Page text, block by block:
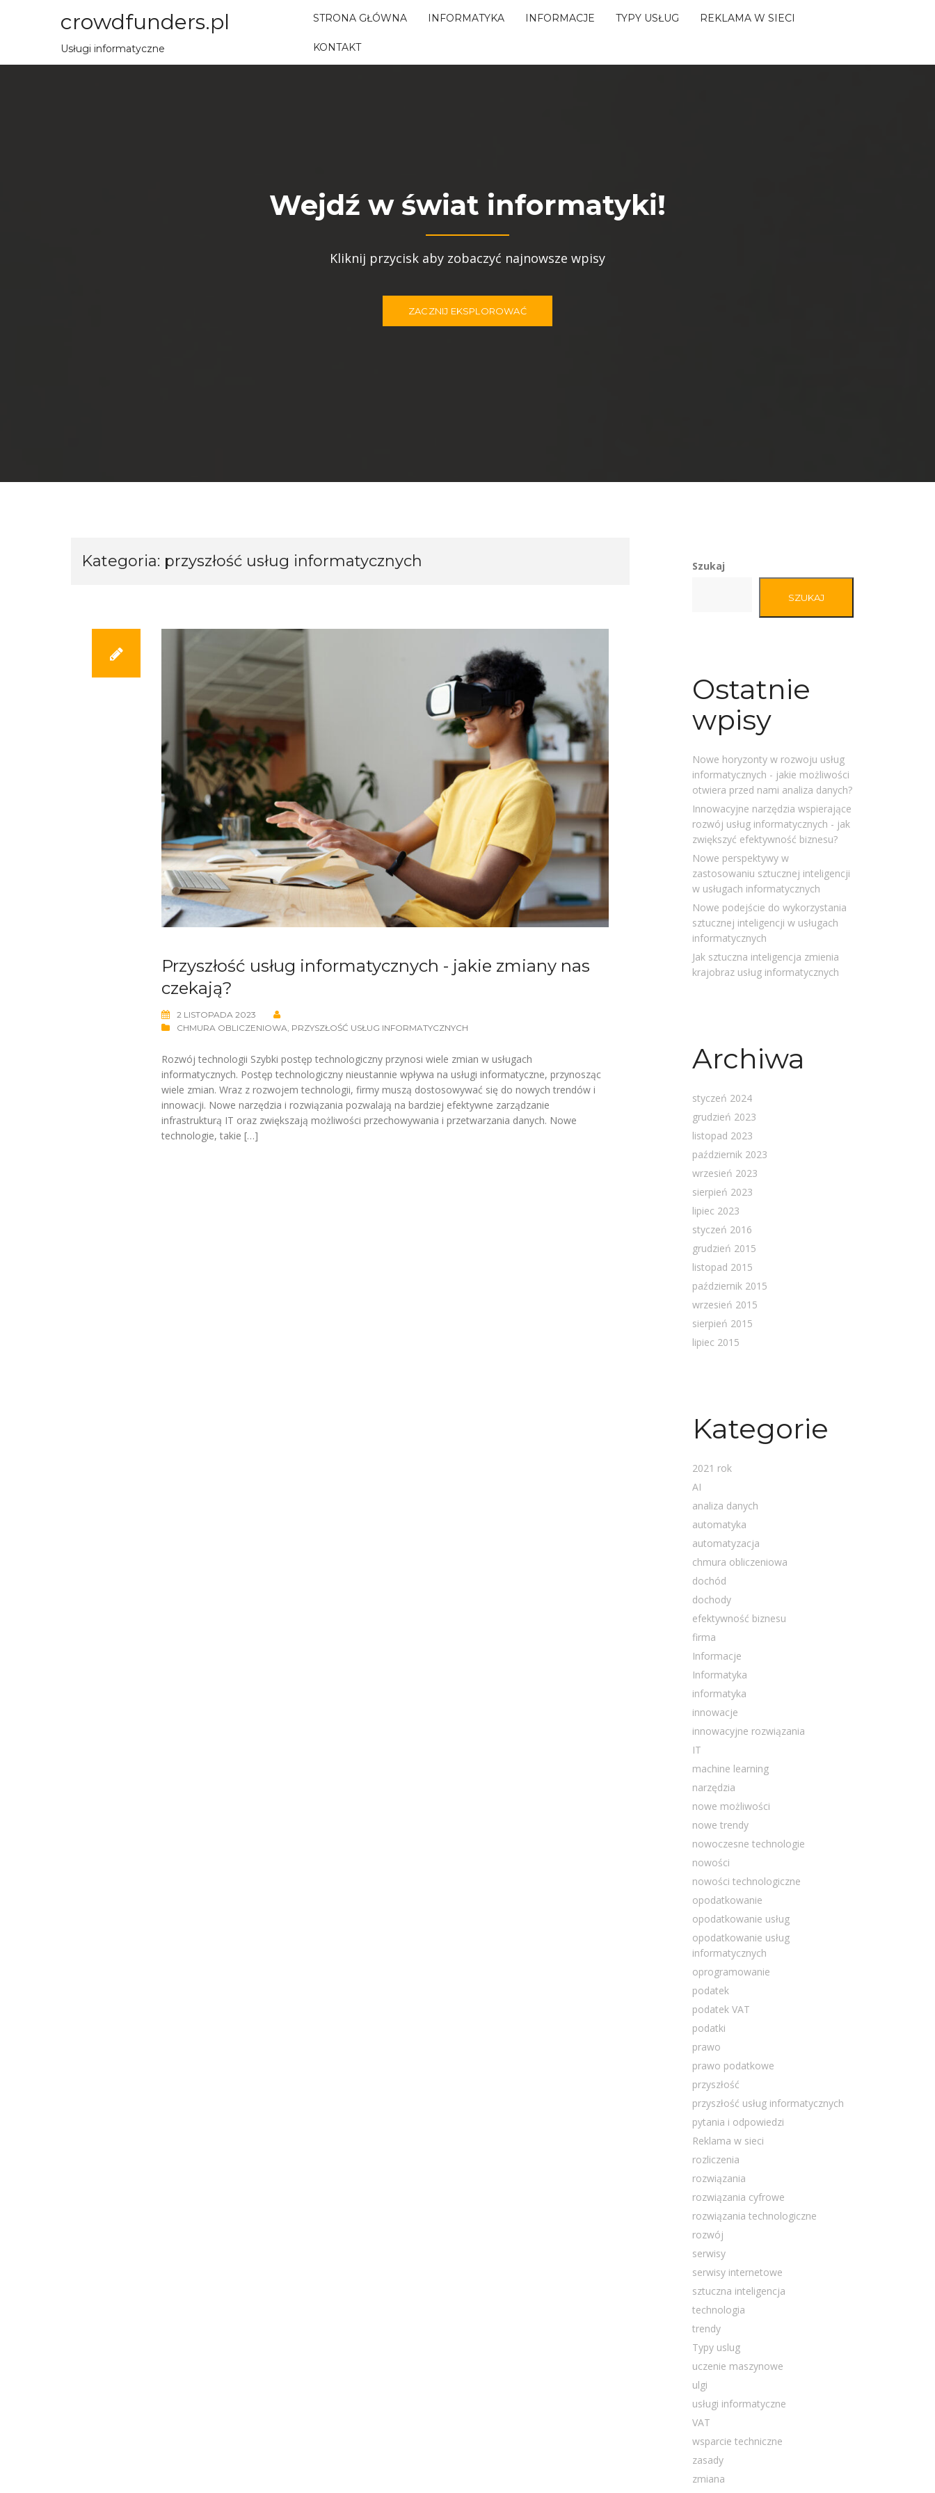
crowdfunders.pl
Usługi informatyczne
STRONA GŁÓWNA INFORMATYKA INFORMACJE TYPY USŁUG REKLAMA W SIECI
KONTAKT
Wejdź w świat informatyki!
Kliknij przycisk aby zobaczyć najnowsze wpisy
ZACZNIJ EKSPLOROWAĆ
Kategoria: przyszłość usług informatycznych
Przyszłość usług informatycznych - jakie zmiany nas
czekają?
2 LISTOPADA 2023
CHMURA OBLICZENIOWA, PRZYSZŁOŚĆ USŁUG INFORMATYCZNYCH
Rozwój technologii Szybki postęp technologiczny przynosi wiele zmian w usługach
informatycznych. Postęp technologiczny nieustannie wpływa na usługi informatyczne, przynosząc
wiele zmian. Wraz z rozwojem technologii, firmy muszą dostosowywać się do nowych trendów i
innowacji. Nowe narzędzia i rozwiązania pozwalają na bardziej efektywne zarządzanie
infrastrukturą IT oraz zwiększają możliwości przechowywania i przetwarzania danych. Nowe
technologie, takie […]
Szukaj
SZUKAJ
Ostatnie
wpisy
Nowe horyzonty w rozwoju usług
informatycznych - jakie możliwości
otwiera przed nami analiza danych?
Innowacyjne narzędzia wspierające
rozwój usług informatycznych - jak
zwiększyć efektywność biznesu?
Nowe perspektywy w
zastosowaniu sztucznej inteligencji
w usługach informatycznych
Nowe podejście do wykorzystania
sztucznej inteligencji w usługach
informatycznych
Jak sztuczna inteligencja zmienia
krajobraz usług informatycznych
Archiwa
styczeń 2024
grudzień 2023
listopad 2023
październik 2023
wrzesień 2023
sierpień 2023
lipiec 2023
styczeń 2016
grudzień 2015
listopad 2015
październik 2015
wrzesień 2015
sierpień 2015
lipiec 2015
Kategorie
2021 rok
AI
analiza danych
automatyka
automatyzacja
chmura obliczeniowa
dochód
dochody
efektywność biznesu
firma
Informacje
Informatyka
informatyka
innowacje
innowacyjne rozwiązania
IT
machine learning
narzędzia
nowe możliwości
nowe trendy
nowoczesne technologie
nowości
nowości technologiczne
opodatkowanie
opodatkowanie usług
opodatkowanie usług
informatycznych
oprogramowanie
podatek
podatek VAT
podatki
prawo
prawo podatkowe
przyszłość
przyszłość usług informatycznych
pytania i odpowiedzi
Reklama w sieci
rozliczenia
rozwiązania
rozwiązania cyfrowe
rozwiązania technologiczne
rozwój
serwisy
serwisy internetowe
sztuczna inteligencja
technologia
trendy
Typy uslug
uczenie maszynowe
ulgi
usługi informatyczne
VAT
wsparcie techniczne
zasady
zmiana